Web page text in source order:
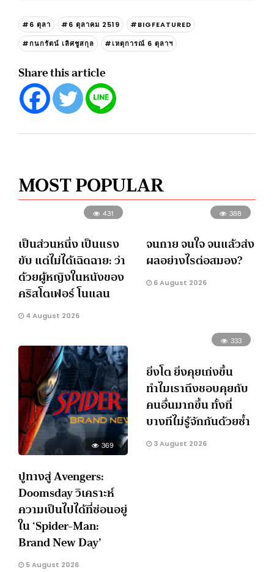
#6 ตุลา #6 ตุลาคม 2519
#BIGFEATURED
#กนกรัตน์ เลิศชูสกุล
#เหตุการณ์ 6 ตุลาฯ
Share this article
MOST POPULAR
431
เป็นส่วนหนึ่ง เป็นแรง
ขับ แต่ไม่ได้เฉิดฉาย: ว่า
ด้วยผู้หญิงในหนังของ
คริสโตเฟอร์ โนแลน
4 August 2026
388
จนกาย จนใจ จนแล้วส่ง
ผลอย่างไรต่อสมอง?
6 August 2026
369
ปูทางสู่ Avengers:
Doomsday วิเคราะห์
ความเป็นไปได้ที่ซ่อนอยู่
ใน ‘Spider-Man:
Brand New Day’
5 August 2026
333
ยิ่งโต ยิ่งคุยเก่งขึ้น
ทำไมเราถึงชอบคุยกับ
คนอื่นมากขึ้น ทั้งที่
บางทีไม่รู้จักกันด้วยซ้ำ
3 August 2026